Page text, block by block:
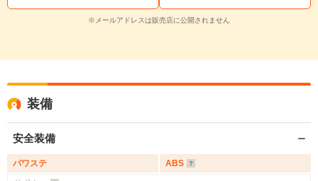
※メールアドレスは販売店に公開されません
装備
安全装備
パワステ
ABS